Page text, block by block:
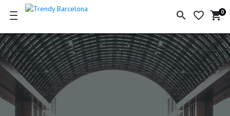
search favorite_border
la
0
shopping_cart